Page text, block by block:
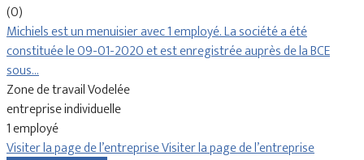
(0)
Michiels est un menuisier avec 1 employé. La société a été
constituée le 09-01-2020 et est enregistrée auprès de la BCE
sous…
Zone de travail Vodelée
entreprise individuelle
1 employé
Visiter la page de l’entrepriseVisiter la page de l’entreprise